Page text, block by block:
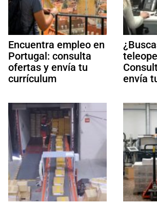
Encuentra empleo en
Portugal: consulta
ofertas y envía tu
currículum
envía